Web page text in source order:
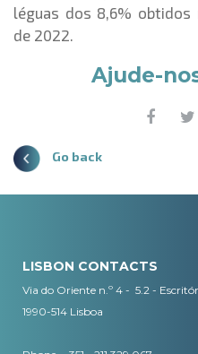
léguas dos 8,6%
de 2022.
Ajude-
Go back
LISBON CONTACTS
Via do Oriente n.º 4 - 5.2 -
1990-514 Lisboa